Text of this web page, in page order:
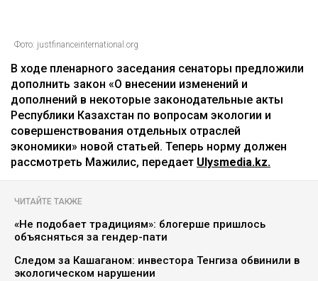
Фото: justfinanceinternational.org
В ходе пленарного заседания сенаторы предложили
дополнить закон «О внесении изменений и
дополнений в некоторые законодательные акты
Республики Казахстан по вопросам экологии и
совершенствования отдельных отраслей
экономики» новой статьей. Теперь норму должен
рассмотреть Мажилис, передает Ulysmedia.kz.
ЧИТАЙТЕ ТАКЖЕ
«Не подобает традициям»: блогерше пришлось
объясняться за гендер-пати
Следом за Кашаганом: инвестора Тенгиза обвинили в
экологическом нарушении